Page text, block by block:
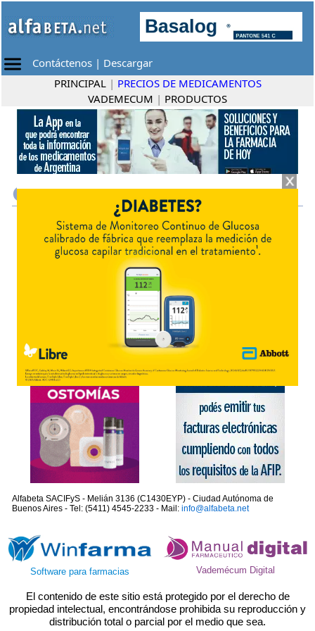
Contáctenos | Descargar
PRINCIPAL | PRECIOS DE MEDICAMENTOS
VADEMECUM | PRODUCTOS
Alfabeta SACIFyS - Melián 3136 (C1430EYP) - Ciudad Autónoma de
Buenos Aires - Tel: (5411) 4545-2233 - Mail: info@alfabeta.net
Software para farmacias Vademécum Digital
El contenido de este sitio está protegido por el derecho de
propiedad intelectual, encontrándose prohibida su reproducción y
distribución total o parcial por el medio que sea.